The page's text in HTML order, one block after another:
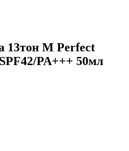
13тон M Perfect
PA+++ 50мл